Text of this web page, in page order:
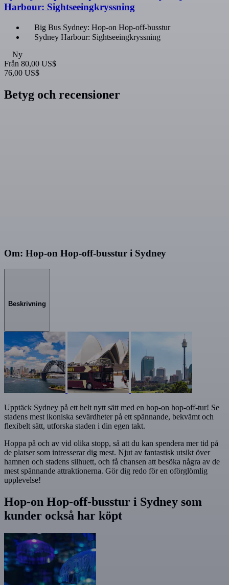
Harbour: Sightseeingkryssning
Big Bus Sydney: Hop-on Hop-off-busstur
Sydney Harbour: Sightseeingkryssning
Ny
Från 80,00 US$
76,00 US$
Betyg och recensioner
Om: Hop-on Hop-off-busstur i Sydney
Beskrivning
Upptäck Sydney på ett helt nytt sätt med en hop-on hop-off-tur! Se
stadens mest ikoniska sevärdheter på ett spännande, bekvämt och
flexibelt sätt, utforska staden i din egen takt.
Hoppa på och av vid olika stopp, så att du kan spendera mer tid på
de platser som intresserar dig mest. Njut av fantastisk utsikt över
hamnen och stadens silhuett, och få chansen att besöka några av de
mest spännande attraktionerna. Gör dig redo för en oförglömlig
upplevelse!
Hop-on Hop-off-busstur i Sydney som
kunder också har köpt